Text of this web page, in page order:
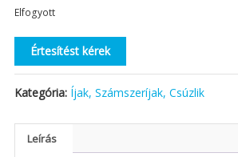
Elfogyott
Értesítést kérek
Kategória: Íjak, Számszeríjak, Csúzlik
Leírás